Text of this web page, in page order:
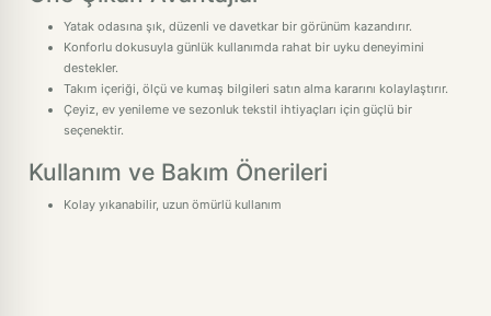
Yatak odasına şık, düzenli ve davetkar bir görünüm kazandırır.
Konforlu dokusuyla günlük kullanımda rahat bir uyku deneyimini
destekler.
Takım içeriği, ölçü ve kumaş bilgileri satın alma kararını kolaylaştırır.
Çeyiz, ev yenileme ve sezonluk tekstil ihtiyaçları için güçlü bir
seçenektir.
Kullanım ve Bakım Önerileri
Kolay yıkanabilir, uzun ömürlü kullanım